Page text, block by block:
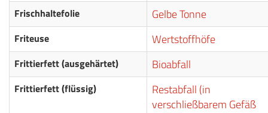
Frischhaltefolie Gelbe Tonne
Friteuse Wertstoffhöfe
Frittierfett (ausgehärtet) Bioabfall
Frittierfett (flüssig)
Restabfall (in
verschließbarem Gefäß